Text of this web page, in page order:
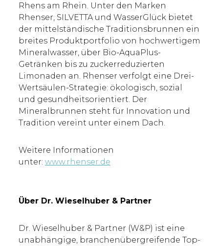
Rhens am Rhein. Unter den Marken
Rhenser, SILVETTA und WasserGlück bietet
der mittelständische Traditionsbrunnen ein
breites Produktportfolio von hochwertigem
Mineralwasser, über Bio-AquaPlus-
Getränken bis zu zuckerreduzierten
Limonaden an. Rhenser verfolgt eine Drei-
Wertsäulen-Strategie: ökologisch, sozial
und gesundheitsorientiert. Der
Mineralbrunnen steht für Innovation und
Tradition vereint unter einem Dach.
Weitere Informationen
unter: www.rhenser.de
Über Dr. Wieselhuber & Partner
Dr. Wieselhuber & Partner (W&P) ist eine
unabhängige, branchenübergreifende Top-